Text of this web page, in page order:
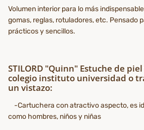
Volumen interior para lo más
gomas, reglas, rotuladores, etc. Pensado
prácticos y sencillos.
STILORD "Quinn" Estuche de
colegio instituto universidad o
un vistazo:
-Cartuchera con atractivo aspecto, es
como hombres, niños y niñas